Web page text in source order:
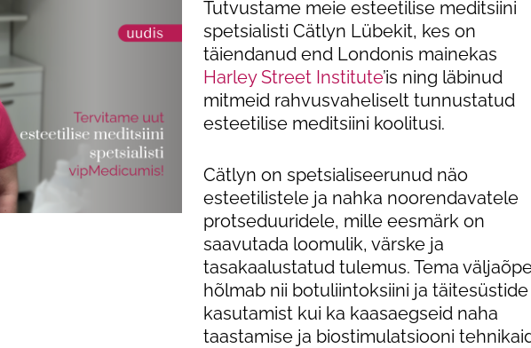
Laserepilatsioon
Keha modelleerimine
Massaaž
Kosmeetilised teenused
Günekoloogia
Triholoogia
Tutvustame meie esteetilise meditsiini
spetsialisti Cätlyn Lübekit, kes on
täiendanud end Londonis mainekas
Harley Street Institute’is ning läbinud
mitmeid rahvusvaheliselt tunnustatud
esteetilise meditsiini koolitusi.
Cätlyn on spetsialiseerunud näo
esteetilistele ja nahka noorendavatele
protseduuridele, mille eesmärk on
saavutada loomulik, värske ja
tasakaalustatud tulemus. Tema
hõlmab nii botuliintoksiini ja täitesüstide
kasutamist kui ka kaasaegseid naha
taastamise ja biostimulatsiooni